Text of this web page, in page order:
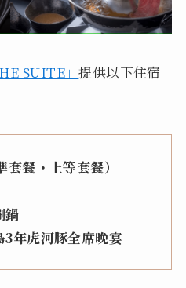
SUITE」提供以下住宿
餐・上等套餐）
鍋
3年虎河豚全席晚宴